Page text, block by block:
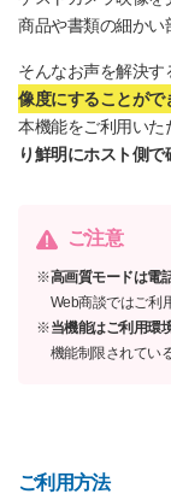
商品や書類の細かい
そんなお声を解決す
像度にすることが
本機能をご利用いた
り鮮明にホスト側で
ご注意
※高画質モードは電
Web商談ではご利
※当機能はご利用環
機能制限されてい
ご利用方法